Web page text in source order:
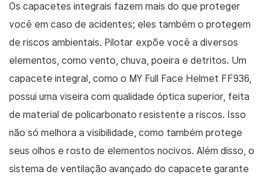
Os capacetes integrais fazem mais do que proteger
você em caso de acidentes; eles também o protegem
de riscos ambientais. Pilotar expõe você a diversos
elementos, como vento, chuva, poeira e detritos. Um
capacete integral, como o MY Full Face Helmet FF936,
possui uma viseira com qualidade óptica superior, feita
de material de policarbonato resistente a riscos. Isso
não só melhora a visibilidade, como também protege
seus olhos e rosto de elementos nocivos. Além disso, o
sistema de ventilação avançado do capacete garante